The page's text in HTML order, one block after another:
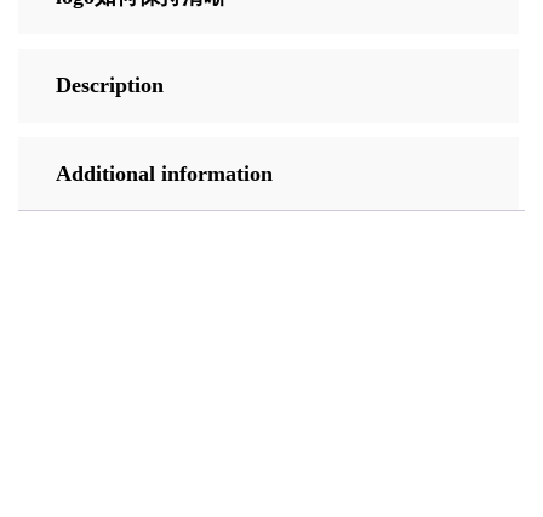
Description
Additional information